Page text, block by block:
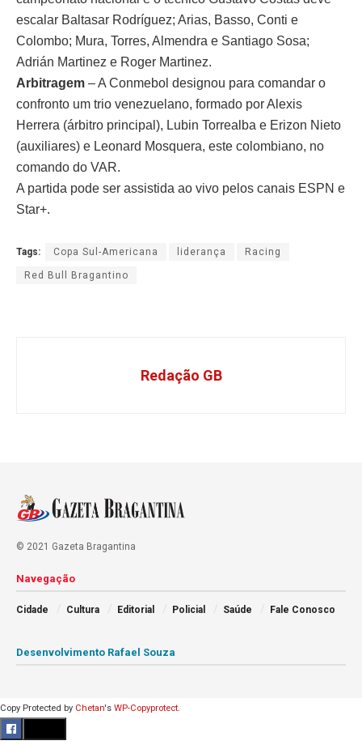
escalar Baltasar Rodríguez; Arias, Basso, Conti e
Colombo; Mura, Torres, Almendra e Santiago Sosa;
Adrián Martinez e Roger Martinez.
Arbitragem – A Conmebol designou para comandar o
confronto um trio venezuelano, formado por Alexis
Herrera (árbitro principal), Lubin Torrealba e Erizon Nieto
(auxiliares) e Leonard Mosquera, este colombiano, no
comando do VAR.
A partida pode ser assistida ao vivo pelos canais ESPN e
Star+.
Tags: Copa Sul-Americana liderança Racing
Red Bull Bragantino
Redação GB
© 2021 Gazeta Bragantina
Navegação
Cidade Cultura Editorial Policial Saúde Fale Conosco
Desenvolvimento Rafael Souza
Copy Protected by Chetan's WP-Copyprotect.